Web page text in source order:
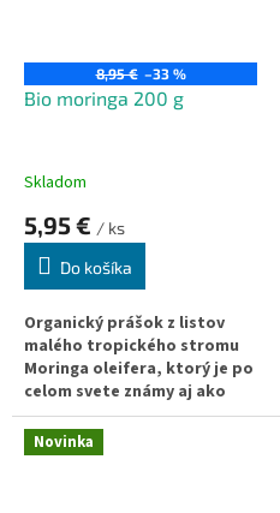
8,95 € –33 %
Bio moringa 200 g
Skladom
5,95 € / ks
Do košíka
Organický prášok z listov
malého tropického stromu
Moringa oleifera, ktorý je po
celom svete známy aj ako
,,strom života“ alebo
,,zázračný strom“.
Novinka